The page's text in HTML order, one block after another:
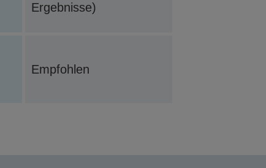
Ergebnisse)
Empfohlen